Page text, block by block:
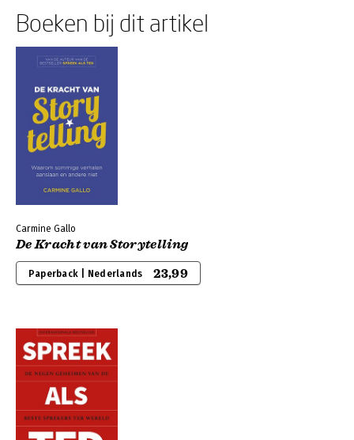
Boeken bij dit artikel
Carmine Gallo
De Kracht van Storytelling
Paperback | Nederlands 23,99